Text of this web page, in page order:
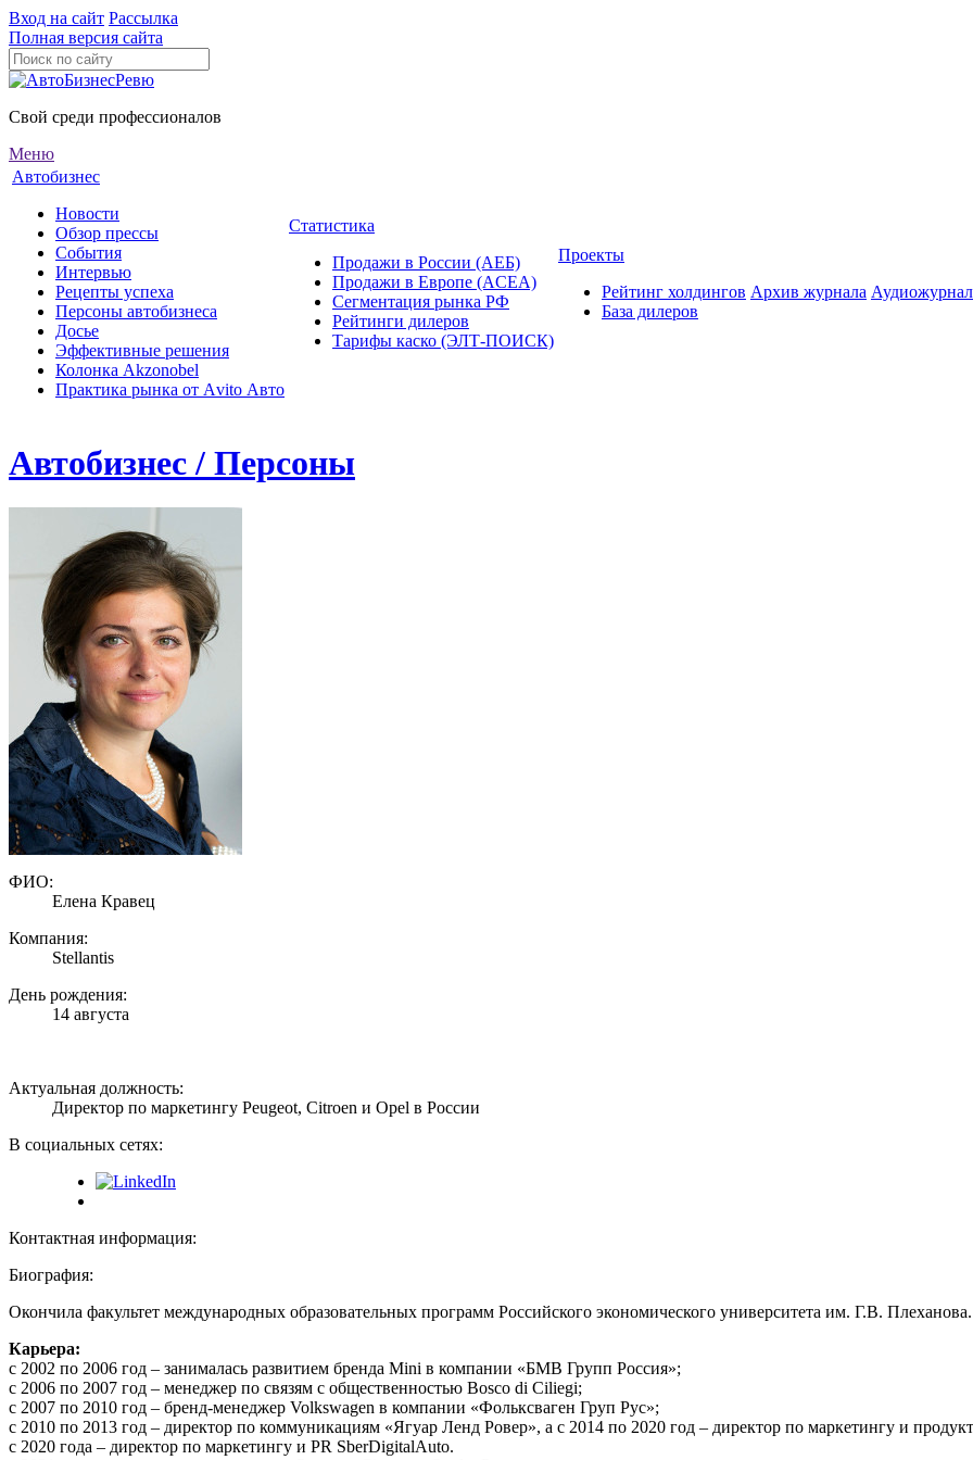
Вход на сайт Рассылка
Полная версия сайта
Свой среди профессионалов
Меню
Автобизнес
Новости
Обзор прессы
События
Интервью
Рецепты успеха
Персоны автобизнеса
Досье
Эффективные решения
Колонка Akzonobel
Практика рынка от Аvito Авто
Статистика
Продажи в России (АЕБ)
Продажи в Европе (ACEA)
Сегментация рынка РФ
Рейтинги дилеров
Тарифы каско (ЭЛТ-ПОИСК)
Проекты
Рейтинг холдингов
База дилеров
Архив журнала Аудиожурнал
Автобизнес / Персоны
ФИО:
Елена Кравец
Компания:
Stellantis
День рождения:
14 августа
Актуальная должность:
Директор по маркетингу Peugeot, Citroen и Opel в России
В социальных сетях:
Контактная информация:
Биография:
Окончила факультет международных образовательных программ Российского экономического университета им. Г.В. Плеханова.
Карьера:
с 2002 по 2006 год – занималась развитием бренда Mini в компании «БМВ Групп Россия»;
с 2006 по 2007 год – менеджер по связям с общественностью Bosco di Ciliegi;
с 2007 по 2010 год – бренд-менеджер Volkswagen в компании «Фольксваген Груп Рус»;
с 2010 по 2013 год – директор по коммуникациям «Ягуар Ленд Ровер», а с 2014 по 2020 год – директор по маркетингу и
с 2020 года – директор по маркетингу и PR SberDigitalAuto.